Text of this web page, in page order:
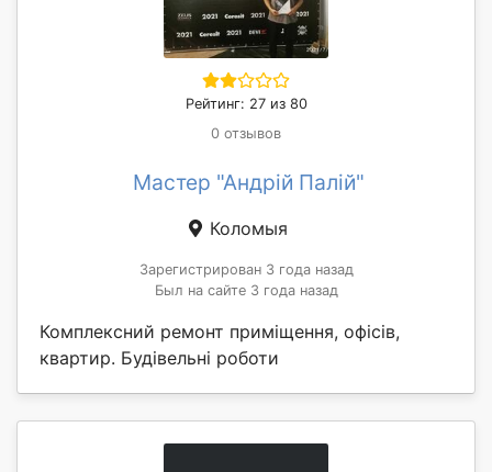
Рейтинг: 27 из 80
0 отзывов
Мастер "Андрій Палій"
Коломыя
Зарегистрирован 3 года назад
Был на сайте 3 года назад
Комплексний ремонт приміщення, офісів,
квартир. Будівельні роботи